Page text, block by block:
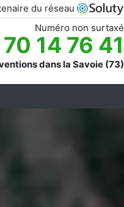
du réseau
Numéro non surtaxé
14 76 41
dans la Savoie (73)